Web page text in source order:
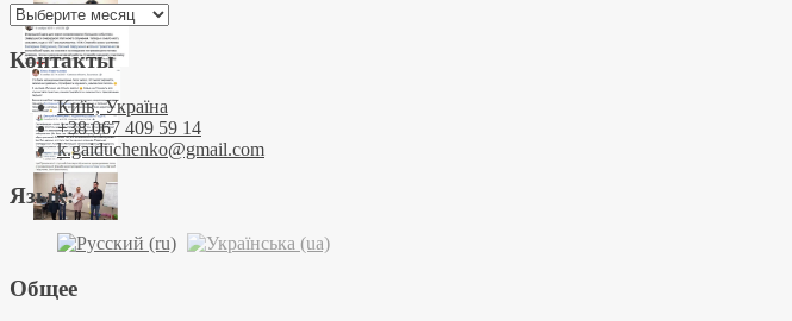
Архивы
Контакты
Київ, Україна
+38 067 409 59 14
k.gaiduchenko@gmail.com
Язык:
Общее